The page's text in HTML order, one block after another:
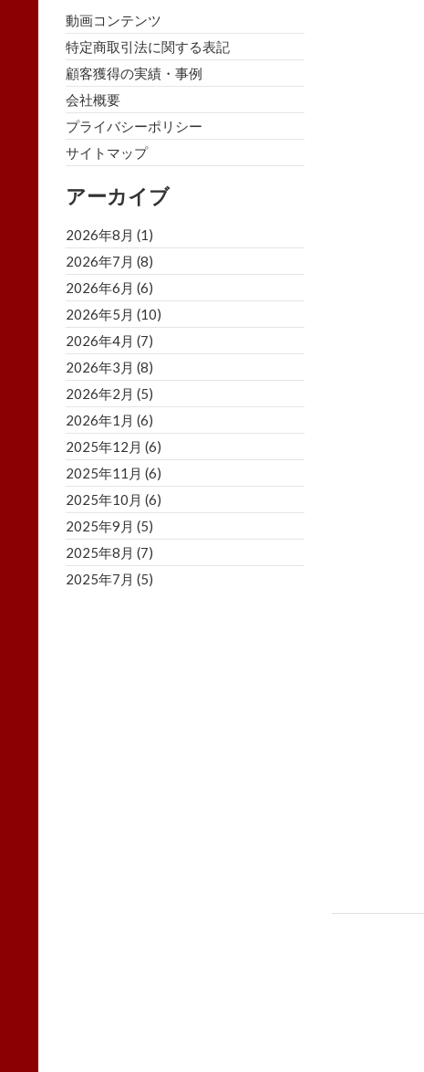
動画コンテンツ
特定商取引法に関する表記
顧客獲得の実績・事例
会社概要
プライバシーポリシー
サイトマップ
アーカイブ
2026年8月 (1)
2026年7月 (8)
2026年6月 (6)
2026年5月 (10)
2026年4月 (7)
2026年3月 (8)
2026年2月 (5)
2026年1月 (6)
2025年12月 (6)
2025年11月 (6)
2025年10月 (6)
2025年9月 (5)
2025年8月 (7)
2025年7月 (5)